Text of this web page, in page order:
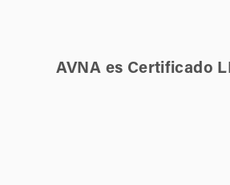
AVNA es Certificado